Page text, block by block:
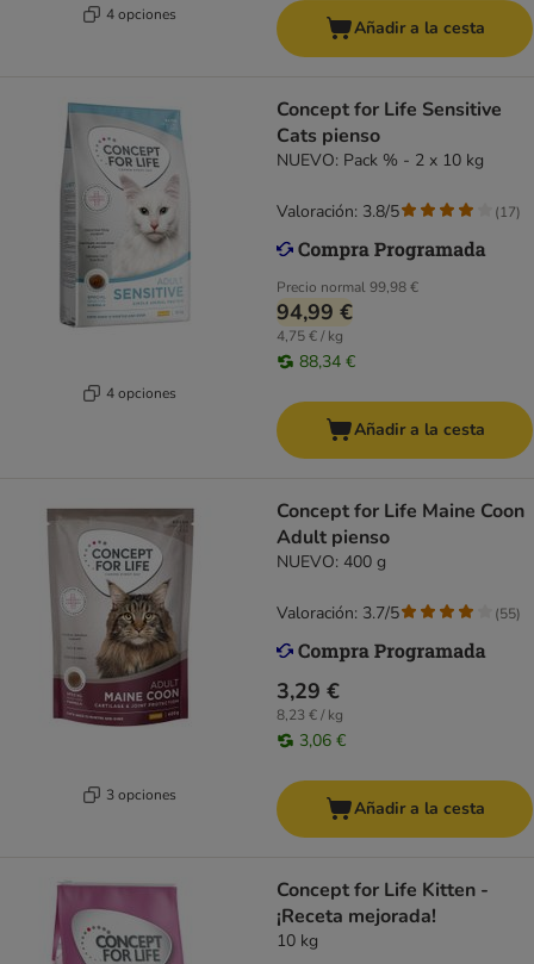
4 opciones
Añadir a la cesta
4 opciones
Concept for Life Sensitive
Cats pienso
NUEVO: Pack % - 2 x 10 kg
Precio normal99,98 €
94,99 €
4,75 € / kg
88,34 €
Valoración: 3.8/5 (17)
Añadir a la cesta
3 opciones
Concept for Life Maine Coon
Adult pienso
NUEVO: 400 g
3,29 €
8,23 € / kg
3,06 €
Valoración: 3.7/5 (55)
Añadir a la cesta
Concept for Life Kitten -
¡Receta mejorada!
10 kg